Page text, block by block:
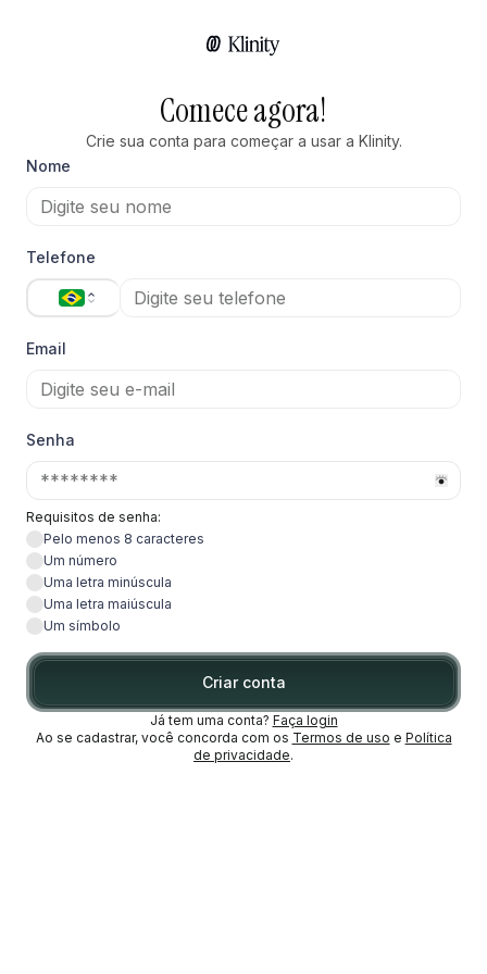
Comece agora!
Crie sua conta para começar a usar a Klinity.
Nome
Telefone
Email
Senha
Requisitos de senha:
Pelo menos 8 caracteres
Um número
Uma letra minúscula
Uma letra maiúscula
Um símbolo
Criar conta
Já tem uma conta? Faça login
Ao se cadastrar, você concorda com os Termos de uso e Política
de privacidade.